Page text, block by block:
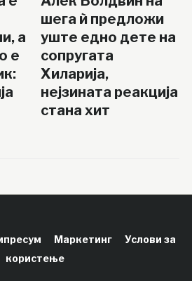
а
е
шега ѝ предложи
уште едно дете на
сопругата
Хиларија,
нејзината реакција
стана хит
Маркетинг
Услови за
користење